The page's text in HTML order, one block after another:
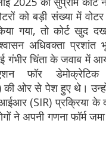
को बड़ी संख्या में
गया, तो कोर्ट खुद
अधिवक्ता प्रशांत
गंभीर चिंता के जवाब में
फॉर डेमोक्रेटिक
की ओर से पेश हुए थे।
(SIR) प्रक्रिया के
ने अपनी गणना फॉर्म